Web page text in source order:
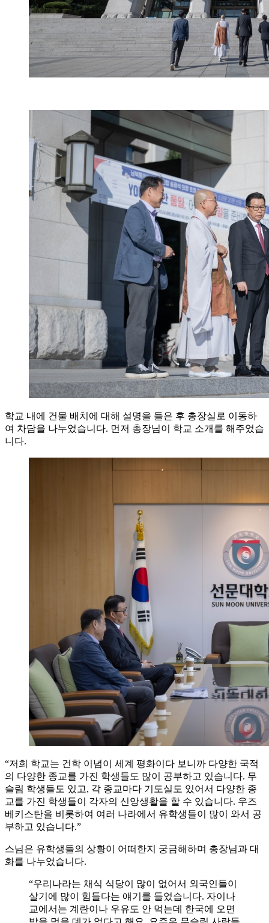
학교 내에 건물 배치에 대해 설명을 들은 후 총장실로 이동하
여 차담을 나누었습니다. 먼저 총장님이 학교 소개를 해주었습
니다.
“저희 학교는 건학 이념이 세계 평화이다 보니까 다양한 국적
의 다양한 종교를 가진 학생들도 많이 공부하고 있습니다. 무
슬림 학생들도 있고, 각 종교마다 기도실도 있어서 다양한 종
교를 가진 학생들이 각자의 신앙생활을 할 수 있습니다. 우즈
베키스탄을 비롯하여 여러 나라에서 유학생들이 많이 와서 공
부하고 있습니다.”
스님은 유학생들의 상황이 어떠한지 궁금해하며 총장님과 대
화를 나누었습니다.
“우리나라는 채식 식당이 많이 없어서 외국인들이
살기에 많이 힘들다는 얘기를 들었습니다. 자이나
교에서는 계란이나 우유도 안 먹는데 한국에 오면